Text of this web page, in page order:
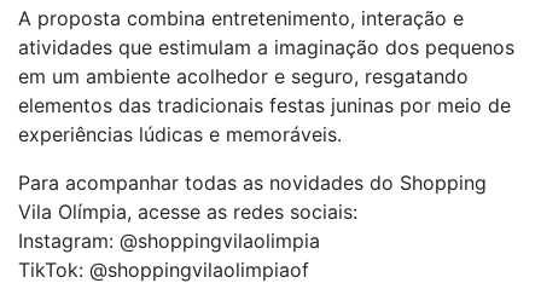
A proposta combina entretenimento, interação e
atividades que estimulam a imaginação dos pequenos
em um ambiente acolhedor e seguro, resgatando
elementos das tradicionais festas juninas por meio de
experiências lúdicas e memoráveis.
Para acompanhar todas as novidades do Shopping
Vila Olímpia, acesse as redes sociais:
Instagram: @shoppingvilaolimpia
TikTok: @shoppingvilaolimpiaof